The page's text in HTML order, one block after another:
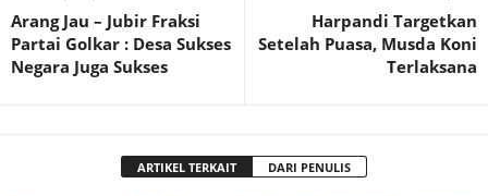
Arang Jau – Jubir Fraksi
Partai Golkar : Desa Sukses
Negara Juga Sukses
Harpandi Targetkan
Setelah Puasa, Musda Koni
Terlaksana
ARTIKEL TERKAIT DARI PENULIS